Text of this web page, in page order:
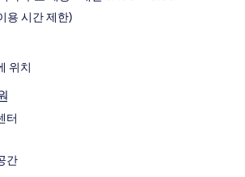
용 시간 제한)
위치
터
간